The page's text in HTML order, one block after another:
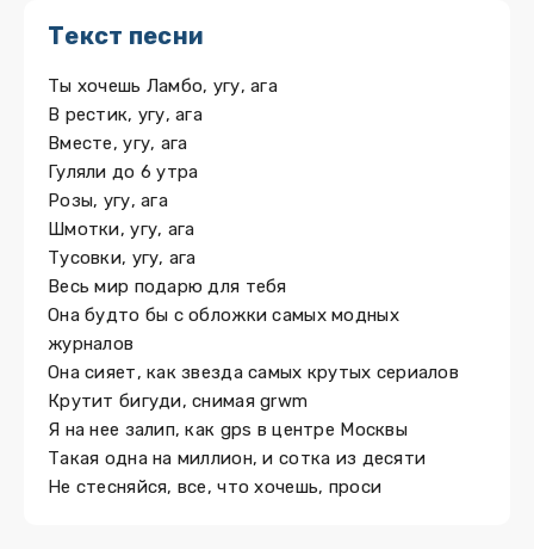
Текст песни
Ты хочешь Ламбо, угу, ага
В рестик, угу, ага
Вместе, угу, ага
Гуляли до 6 утра
Розы, угу, ага
Шмотки, угу, ага
Тусовки, угу, ага
Весь мир подарю для тебя
Она будто бы с обложки самых модных
журналов
Она сияет, как звезда самых крутых сериалов
Крутит бигуди, снимая grwm
Я на нее залип, как gps в центре Москвы
Такая одна на миллион, и сотка из десяти
Не стесняйся, все, что хочешь, проси